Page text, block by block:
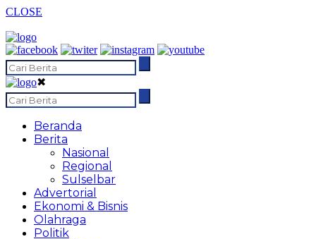
CLOSE
✖
Beranda
Berita
Nasional
Regional
Sulselbar
Advertorial
Ekonomi & Bisnis
Olahraga
Politik